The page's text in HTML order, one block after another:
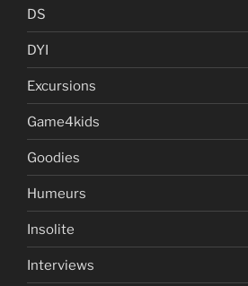
DS
DYI
Excursions
Game4kids
Goodies
Humeurs
Insolite
Interviews